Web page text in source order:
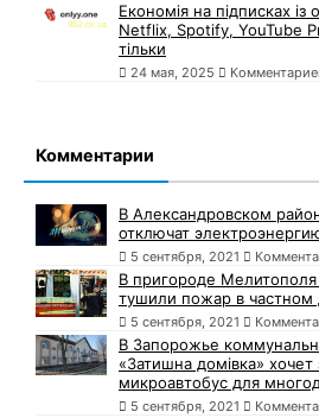
Економія на підписках із
Netflix, Spotify, YouTube
тільки
24 мая, 2025
Комментарии
В Александровском
отключат
5 сентября, 2021
В пригороде Мелитополя
тушили пожар в частном
5 сентября, 2021
В Запорожье
«Затишна домівка» хочет
микроавтобус для
5 сентября, 2021